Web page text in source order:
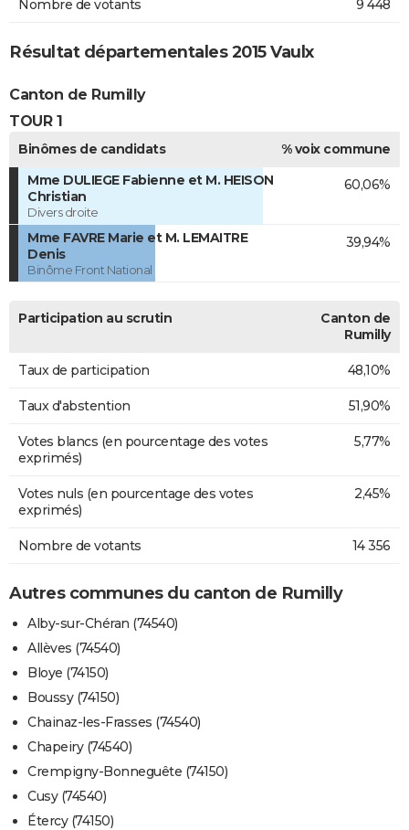
Nombre de votants 9 448
Résultat départementales 2015 Vaulx
Canton de Rumilly
TOUR 1
Binômes de candidats
% voix commune
Mme DULIEGE Fabienne et M. HEISON
Christian
Divers droite
60,06%
Mme FAVRE Marie et M. LEMAITRE
Denis
Binôme Front National
39,94%
Participation au scrutin
Canton de
Rumilly
Taux de participation 48,10%
Taux d'abstention 51,90%
Votes blancs (en pourcentage des votes
exprimés)
5,77%
Votes nuls (en pourcentage des votes
exprimés)
2,45%
Nombre de votants 14 356
Autres communes du canton de Rumilly
Alby-sur-Chéran (74540)
Allèves (74540)
Bloye (74150)
Boussy (74150)
Chainaz-les-Frasses (74540)
Chapeiry (74540)
Crempigny-Bonneguête (74150)
Cusy (74540)
Étercy (74150)